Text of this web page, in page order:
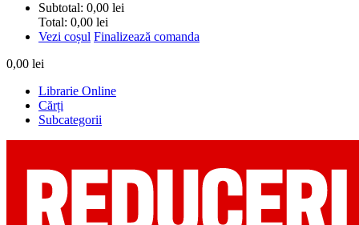
Subtotal: 0,00 lei
Total: 0,00 lei
Vezi coșul Finalizează comanda
0,00 lei
Librarie Online
Cărți
Subcategorii